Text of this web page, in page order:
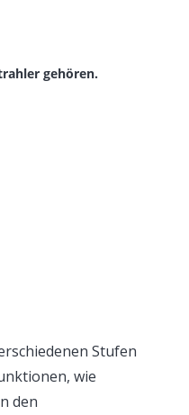
gehören.
Stufen
wie
den